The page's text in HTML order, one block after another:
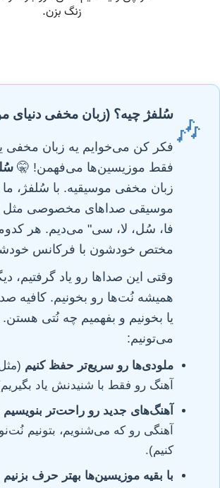
🎶
سُلفژ چیه؟ (زبان مخفی دنیای
فکر کن می‌خوایم یه زبان مخفی
فقط موزیسین‌ها می‌فهمن! 🤫
زبان مخفی موسیقیه. با سُلفژ،
موسیقی صداهای مخصوصی مثل
فا، سُل، لا، سی" می‌دیم. هر
مختص خودشون با فرکانس
وقتی این صداها رو یاد گرفتیم،
همیشه نُت‌ها رو بخونیم. کافیه
یا بخونیم و بفهمیم چه نُتی
می‌تونیم:
ملودی‌ها رو سریع‌تر حفظ کنیم
آهنگ رو فقط با شنیدنش یاد
آهنگ‌های جدید رو راحت‌تر بنویسیم
آهنگی رو که می‌شنویم، بتونیم
کنیم).
با بقیه موزیسین‌ها بهتر حرف بزنیم